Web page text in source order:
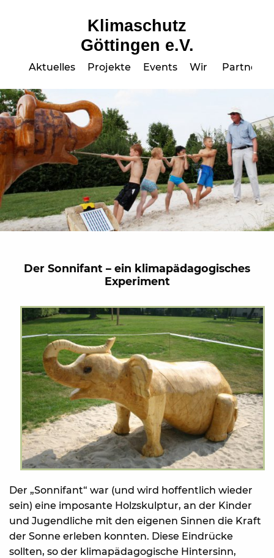
Klimaschutz
Göttingen e.V.
Aktuelles Projekte Events Wir Partner
Der Sonnifant – ein klimapädagogisches
Experiment
Der „Sonnifant“ war (und wird hoffentlich wieder
sein) eine imposante Holzskulptur, an der Kinder
und Jugendliche mit den eigenen Sinnen die Kraft
der Sonne erleben konnten. Diese Eindrücke
sollten, so der klimapädagogische Hintersinn,